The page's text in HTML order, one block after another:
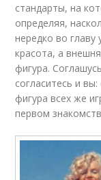
стандарты, на
определяя,
нередко во главу
красота, а
фигура.
согласитесь и
фигура всех же
первом